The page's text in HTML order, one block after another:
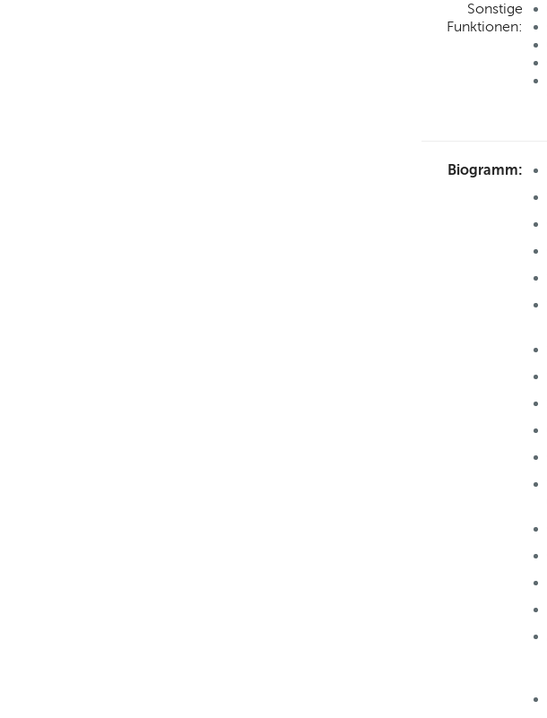
Sonstige
Funktionen:
Biogramm: